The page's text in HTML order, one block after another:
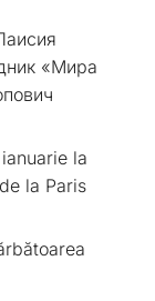
«Мира
la
la Paris